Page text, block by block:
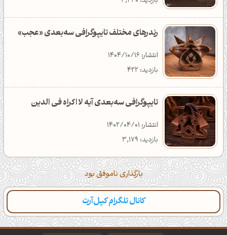
رندرهای مختلف تایپوگرافی سه‌بعدی «عجب»
انتشار: 1404/10/16
بازدید: 422
تایپوگرافی سه‌بعدی آیه لا اکراه فی الدین
انتشار: 1402/04/01
بازدید: 3,179
بارگذاری ناموفق بود
کانال تلگرام کپل‌آرت
دسته‌بندی مطالب تازه تایپوگرافی پالت‌ها